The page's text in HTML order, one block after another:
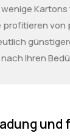
profitieren von
Ihren